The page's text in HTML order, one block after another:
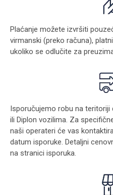
Plaćanje možete izvršiti
virmanski (preko računa),
ukoliko se odlučite za
Isporučujemo robu na
ili Diplon vozilima. Za
naši operateri će vas
datum isporuke. Detaljni
na stranici isporuka.